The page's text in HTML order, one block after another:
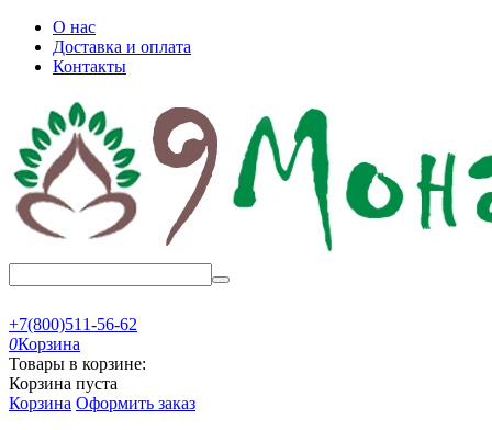
О нас
Доставка и оплата
Контакты
+7(800)511-56-62
0Корзина
Товары в корзине:
Корзина пуста
Корзина Оформить заказ